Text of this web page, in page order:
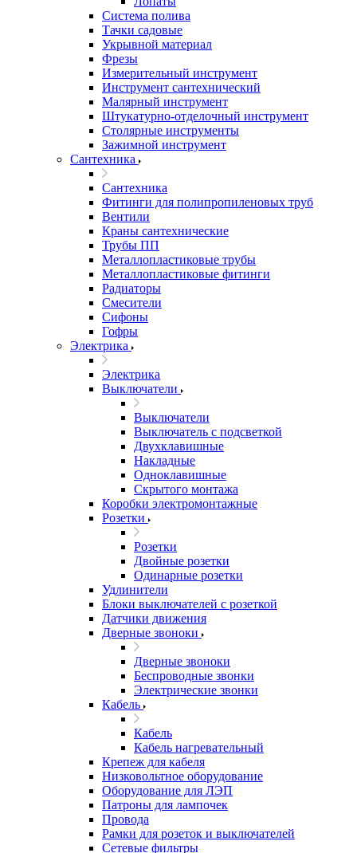
Система полива
Тачки садовые
Укрывной материал
Фрезы
Измерительный инструмент
Инструмент сантехнический
Малярный инструмент
Штукатурно-отделочный инструмент
Cтолярные инструменты
Зажимной инструмент
Сантехника
Сантехника
Фитинги для полипропиленовых труб
Вентили
Краны сантехнические
Трубы ПП
Металлопластиковые трубы
Металлопластиковые фитинги
Радиаторы
Смесители
Сифоны
Гофры
Электрика
Электрика
Выключатели
Выключатели
Выключатель с подсветкой
Двухклавишные
Накладные
Одноклавишные
Скрытого монтажа
Коробки электромонтажные
Розетки
Розетки
Двойные розетки
Одинарные розетки
Удлинители
Блоки выключателей с розеткой
Датчики движения
Дверные звоноки
Дверные звоноки
Беспроводные звонки
Электрические звонки
Кабель
Кабель
Кабель нагревательный
Крепеж для кабеля
Низковольтное оборудование
Оборудование для ЛЭП
Патроны для лампочек
Провода
Рамки для розеток и выключателей
Сетевые фильтры